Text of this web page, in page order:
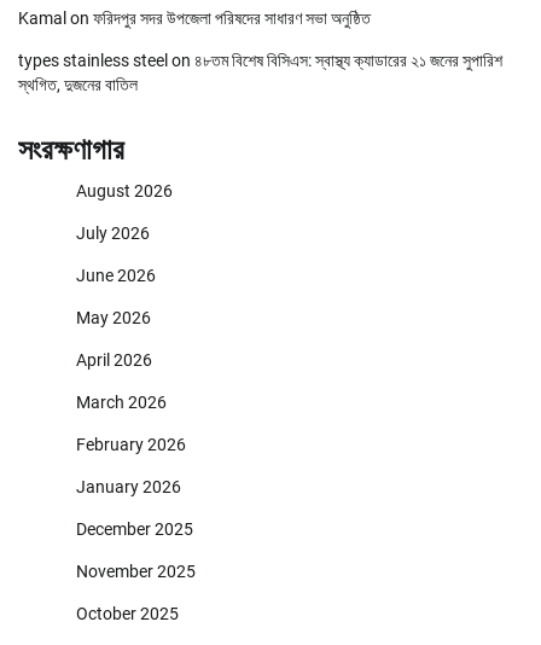
Kamal on ফরিদপুর সদর উপজেলা পরিষদের সাধারণ সভা অনুষ্ঠিত
types stainless steel on ৪৮তম বিশেষ বিসিএস: স্বাস্থ্য ক্যাডারের ২১ জনের সুপারিশ
স্থগিত, দুজনের বাতিল
সংরক্ষণাগার
August 2026
July 2026
June 2026
May 2026
April 2026
March 2026
February 2026
January 2026
December 2025
November 2025
October 2025